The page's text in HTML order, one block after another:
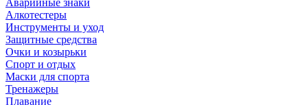
Аварийные знаки
Алкотестеры
Инструменты и уход
Защитные средства
Очки и козырьки
Спорт и отдых
Маски для спорта
Тренажеры
Плавание